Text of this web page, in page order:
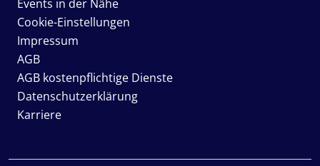
Events in der Nähe
Cookie-Einstellungen
Impressum
AGB
AGB kostenpflichtige Dienste
Datenschutzerklärung
Karriere